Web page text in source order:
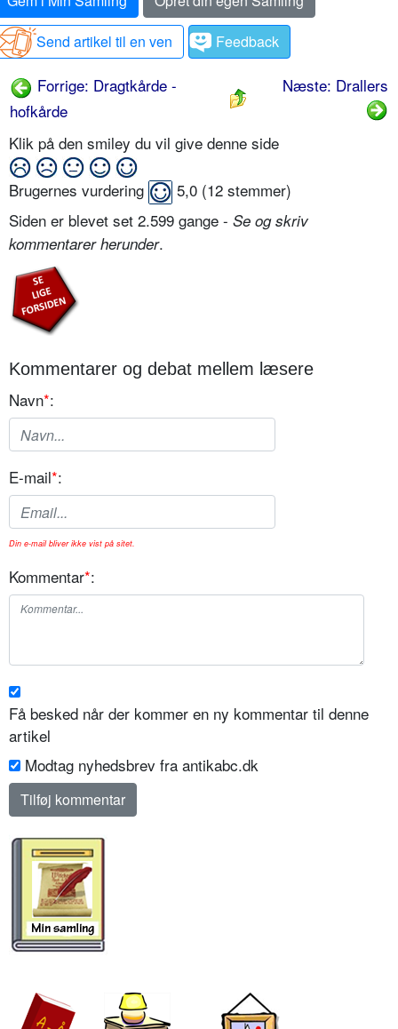
Send artikel til en ven
Feedback
Forrige: Dragtkårde -
hofkårde
Næste: Drallers
Klik på den smiley du vil give denne side
Brugernes vurdering 5,0 (12 stemmer)
Siden er blevet set 2.599 gange - Se og skriv
kommentarer herunder.
Kommentarer og debat mellem læsere
Navn*:
E-mail*:
Din e-mail bliver ikke vist på sitet.
Kommentar*:
Få besked når der kommer en ny kommentar til denne
artikel
Modtag nyhedsbrev fra antikabc.dk